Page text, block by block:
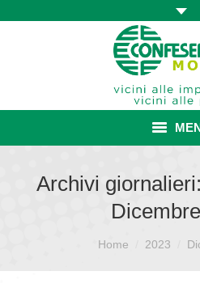
ASSOCIAZIONE
ISCRIZIONE E
Archivi giornalieri:
Home 2023